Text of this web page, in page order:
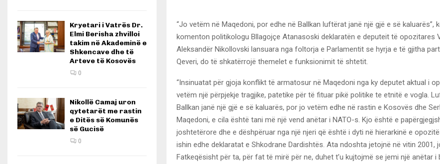
“Jo vetëm në Maqedoni, por edhe në Ballkan luftërat janë një gjë e së kaluarës”,
komenton politikologu Bllagojçe Atanasoski deklaratën e deputeit të opozitares
Aleksandër Nikollovski lansuara nga foltorja e Parlamentit se hyrja e të gjitha
Qeveri, do të shkatërrojë themelet e funksionimit të shtetit.
“Insinuatat për gjoja konflikt të armatosur në Maqedoni nga ky deputet aktual i
vetëm një përpjekje tragjike, patetike për të fituar pikë politike te etnitë e vogla.
Ballkan janë një gjë e së kaluarës, por jo vetëm edhe në rastin e Kosovës dhe
Maqedoni, e cila është tani më një vend anëtar i NATO-s. Kjo është e
joshtetërore dhe e dëshpëruar nga një njeri që është i dyti në hierarkinë e
ishin edhe deklaratat e Shkodrane Dardishtës. Ata ndoshta jetojnë në vitin 2001,
Fatkeqësisht për ta, për fat të mirë për ne, duhet t’u kujtojmë se jemi një anëtar i
Kryetari i Vatrës Dr.
Elmi Berisha zhvilloi
takim në Akademinë e
Shkencave dhe të
Arteve të Kosovës
0
Nikollë Camaj uron
qytetarët me rastin
e Ditës së Komunës
së Gucisë
0